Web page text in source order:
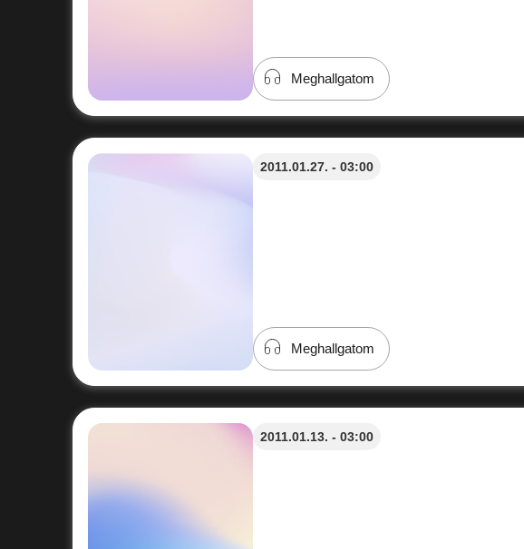
Meghallgatom
2011.01.27. - 03:00
Meghallgatom
2011.01.13. - 03:00